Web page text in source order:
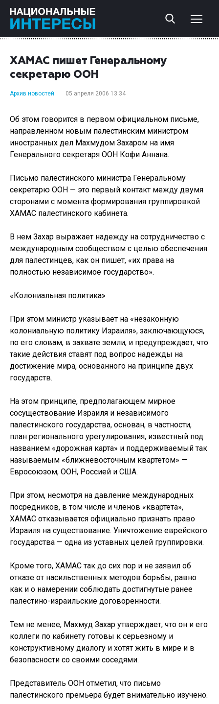
ХАМАС пишет Генеральному
секретарю ООН
Архив новостей 05 апреля 2006 13:34
Об этом говорится в первом официальном письме,
направленном новым палестинским министром
иностранных дел Махмудом Захаром на имя
Генерального секретаря ООН Кофи Аннана.
Письмо палестинского министра Генеральному
секретарю ООН — это первый контакт между двумя
сторонами с момента формирования группировкой
ХАМАС палестинского кабинета.
В нем Захар выражает надежду на сотрудничество с
международным сообществом с целью обеспечения
для палестинцев, как он пишет, «их права на
полностью независимое государство».
«Колониальная политика»
При этом министр указывает на «незаконную
колониальную политику Израиля», заключающуюся,
по его словам, в захвате земли, и предупреждает, что
такие действия ставят под вопрос надежды на
достижение мира, основанного на принципе двух
государств.
На этом принципе, предполагающем мирное
сосуществование Израиля и независимого
палестинского государства, основан, в частности,
план регионального урегулирования, известный под
названием «дорожная карта» и поддерживаемый так
называемым «ближневосточным квартетом» —
Евросоюзом, ООН, Россией и США.
При этом, несмотря на давление международных
посредников, в том числе и членов «квартета»,
ХАМАС отказывается официально признать право
Израиля на существование. Уничтожение еврейского
государства — одна из уставных целей группировки.
Кроме того, ХАМАС так до сих пор и не заявил об
отказе от насильственных методов борьбы, равно
как и о намерении соблюдать достигнутые ранее
палестино-израильские договоренности.
Тем не менее, Махмуд Захар утверждает, что он и его
коллеги по кабинету готовы к серьезному и
конструктивному диалогу и хотят жить в мире и в
безопасности со своими соседями.
Представитель ООН отметил, что письмо
палестинского премьера будет внимательно изучено.